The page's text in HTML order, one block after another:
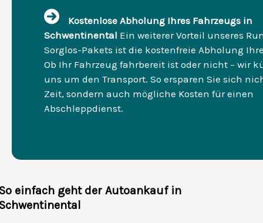
Kostenlose Abholung Ihres Fahrzeugs in
Schwentinental Ein weiterer Vorteil unseres
Sorglos-Pakets ist die kostenfreie Abholung
Ob Ihr Fahrzeug fahrbereit ist oder nicht – wir
uns um den Transport. So ersparen Sie sich
Zeit, sondern auch mögliche Kosten für einen
Abschleppdienst.
einfach geht der Autoankauf in